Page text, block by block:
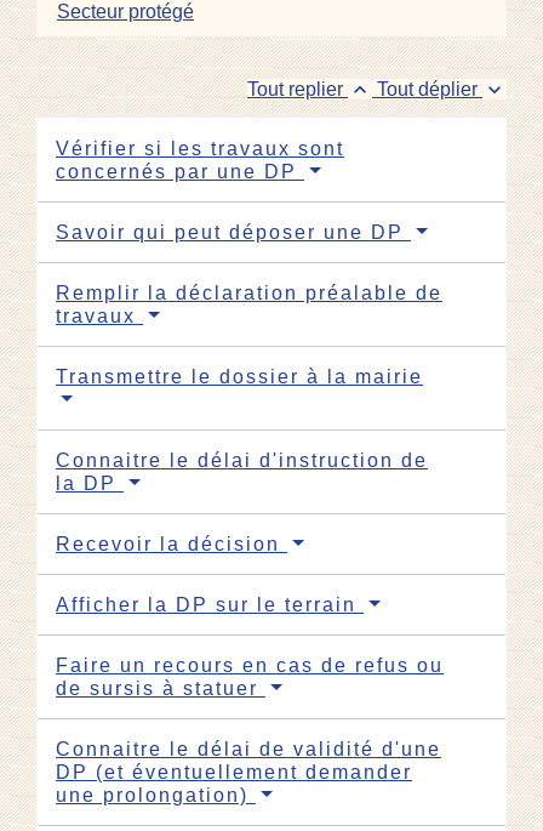
Secteur protégé
Tout replier keyboard_arrow_up Tout déplier keyboard_arrow_down
Vérifier si les travaux sont
concernés par une DP
Savoir qui peut déposer une DP
Remplir la déclaration préalable de
travaux
Transmettre le dossier à la mairie
Connaitre le délai d'instruction de
la DP
Recevoir la décision
Afficher la DP sur le terrain
Faire un recours en cas de refus ou
de sursis à statuer
Connaitre le délai de validité d'une
DP (et éventuellement demander
une prolongation)